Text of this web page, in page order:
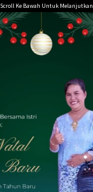
Scroll Ke Bawah Untuk Melanjutkan